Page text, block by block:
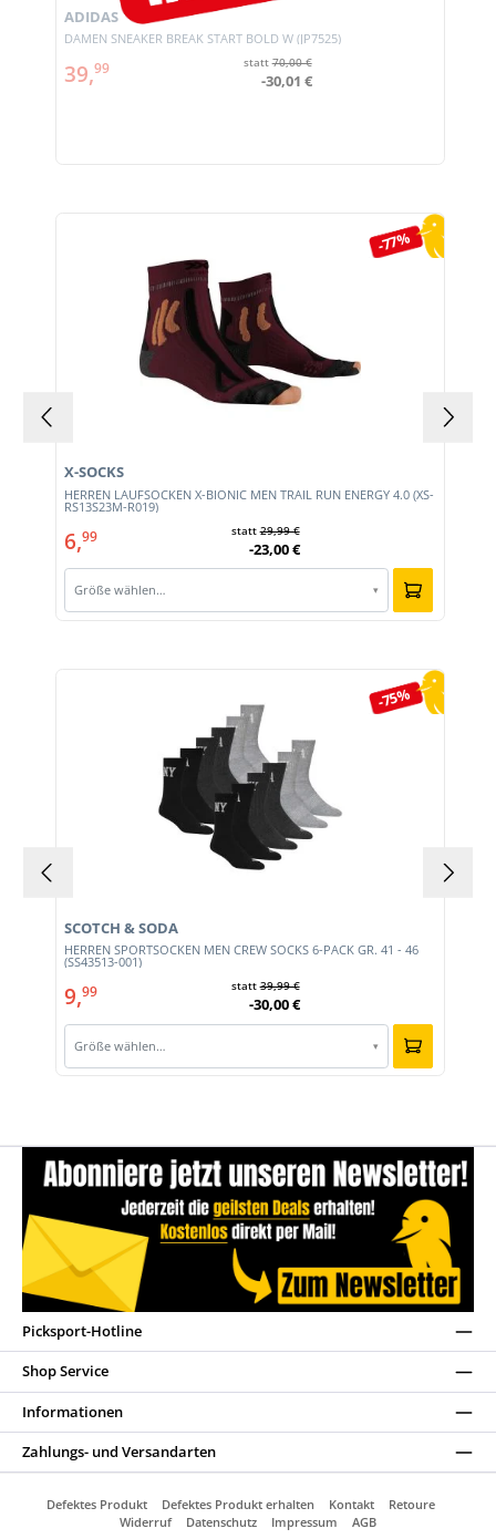
DAMEN SNEAKER BREAK START BOLD W (JP7525)
ADIDAS
39,99 statt70,00 €
-30,01 €
-77%
HERREN LAUFSOCKEN X-BIONIC MEN TRAIL RUN ENERGY 4.0 (XS-
RS13S23M-R019)
X-SOCKS
6,99 statt29,99 €
-23,00 €
Größe wählen… ▾
-75%
HERREN SPORTSOCKEN MEN CREW SOCKS 6-PACK GR. 41 - 46
(SS43513-001)
SCOTCH & SODA
9,99 statt39,99 €
-30,00 €
Größe wählen… ▾
Picksport-Hotline
Shop Service
Informationen
Zahlungs- und Versandarten
Defektes Produkt Defektes Produkt erhalten Kontakt
Retoure
Widerruf
Datenschutz Impressum AGB